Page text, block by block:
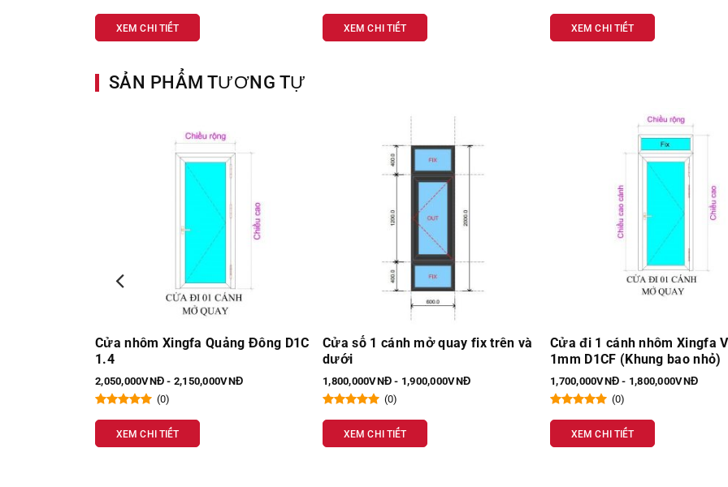
XEM CHI TIẾT XEM CHI TIẾT XEM CHI TIẾT
SẢN PHẨM TƯƠNG TỰ
Cửa sổ 1 cánh mở quay fix trên và
dưới
1,800,000VNĐ - 1,900,000VNĐ
(0)
XEM CHI TIẾT
Cửa đi 1 cánh nhôm Xingfa VN
1mm D1CF (Khung bao nhỏ)
1,700,000VNĐ - 1,800,000VNĐ
(0)
XEM CHI TIẾT
Cửa đi 1 cánh Xingfa VN
D1CVN (Khung bao nhỏ)
1,550,000VNĐ - 1,600,000VNĐ
(0)
XEM CHI TIẾT